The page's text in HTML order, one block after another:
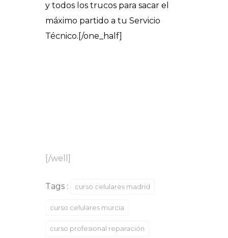
y todos los trucos para sacar el
máximo partido a tu Servicio
Técnico.[/one_half]
[/well]
Tags : curso celulares madrid
curso celulares murcia
curso profesional reparación